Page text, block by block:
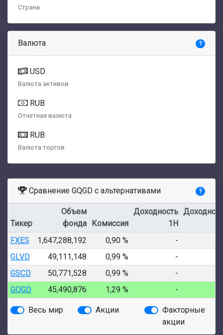
Страна
Валюта ?
USD
Валюта активов
RUB
Отчетная валюта
RUB
Валюта торгов
Сравнение GQGD с альтернативами ?
Тикер
Объем
фонда
Комиссия
Доходность
1Н
FXES
1,647,288,192 0,90 %
-
GLVD
49,111,148 0,99 %
-
GSCD
50,771,528 0,99 %
-
GQGD
45,490,876 1,29 % -
Весь мир Акции
Факторные
акции